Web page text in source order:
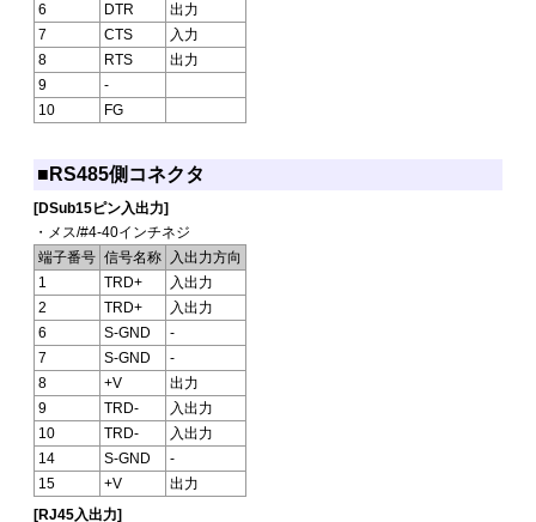
6
DTR
出力
7
CTS
入力
8
RTS
出力
9
-
10
FG
■RS485側コネクタ
[DSub15ピン入出力]
・メス/#4-40インチネジ
端子番号 信号名称
入出力方向
1
TRD+
入出力
2
TRD+
入出力
6
S-GND
-
7
S-GND
-
8
+V
出力
9
TRD-
入出力
10
TRD-
入出力
14
S-GND
-
15
+V
出力
[RJ45入出力]